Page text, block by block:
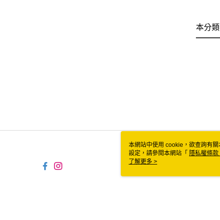
本分
本網站中使用 cookie，欲查詢有
設定，請參閱本網站「 隱私權條款
使用 cookie。
了解更多 >